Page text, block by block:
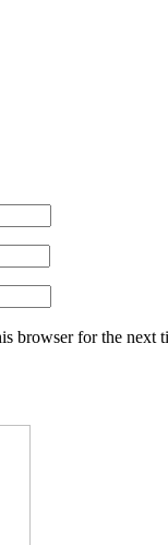
browser for the next